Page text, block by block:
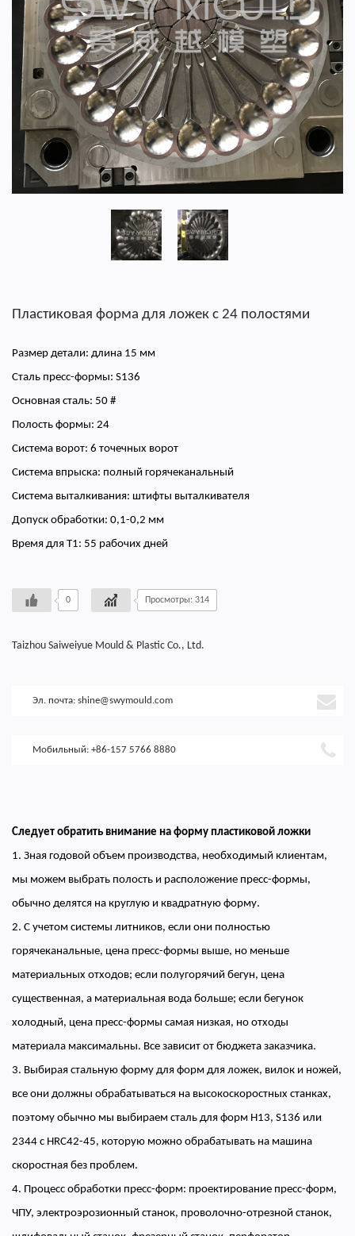
Пластиковая форма для ложек с 24 полостями
Размер детали: длина 15 мм
Сталь пресс-формы: S136
Основная сталь: 50 #
Полость формы: 24
Система ворот: 6 точечных ворот
Система впрыска: полный горячеканальный
Система выталкивания: штифты выталкивателя
Допуск обработки: 0,1-0,2 мм
Время для Т1: 55 рабочих дней
0 Просмотры: 314
Taizhou Saiweiyue Mould & Plastic Co., Ltd.
Эл. почта: shine@swymould.com
Мобильный: +86-157 5766 8880
Следует обратить внимание на форму пластиковой ложки
1. Зная годовой объем производства, необходимый клиентам,
мы можем выбрать полость и расположение пресс-формы,
обычно делятся на круглую и квадратную форму.
2. С учетом системы литников, если они полностью
горячеканальные, цена пресс-формы выше, но меньше
материальных отходов; если полугорячий бегун, цена
существенная, а материальная вода больше; если бегунок
холодный, цена пресс-формы самая низкая, но отходы
материала максимальны. Все зависит от бюджета заказчика.
3. Выбирая стальную форму для форм для ложек, вилок и ножей,
все они должны обрабатываться на высокоскоростных станках,
поэтому обычно мы выбираем сталь для форм H13, S136 или
2344 с HRC42-45, которую можно обрабатывать на машина
скоростная без проблем.
4. Процесс обработки пресс-форм: проектирование пресс-форм,
ЧПУ, электроэрозионный станок, проволочно-отрезной станок,